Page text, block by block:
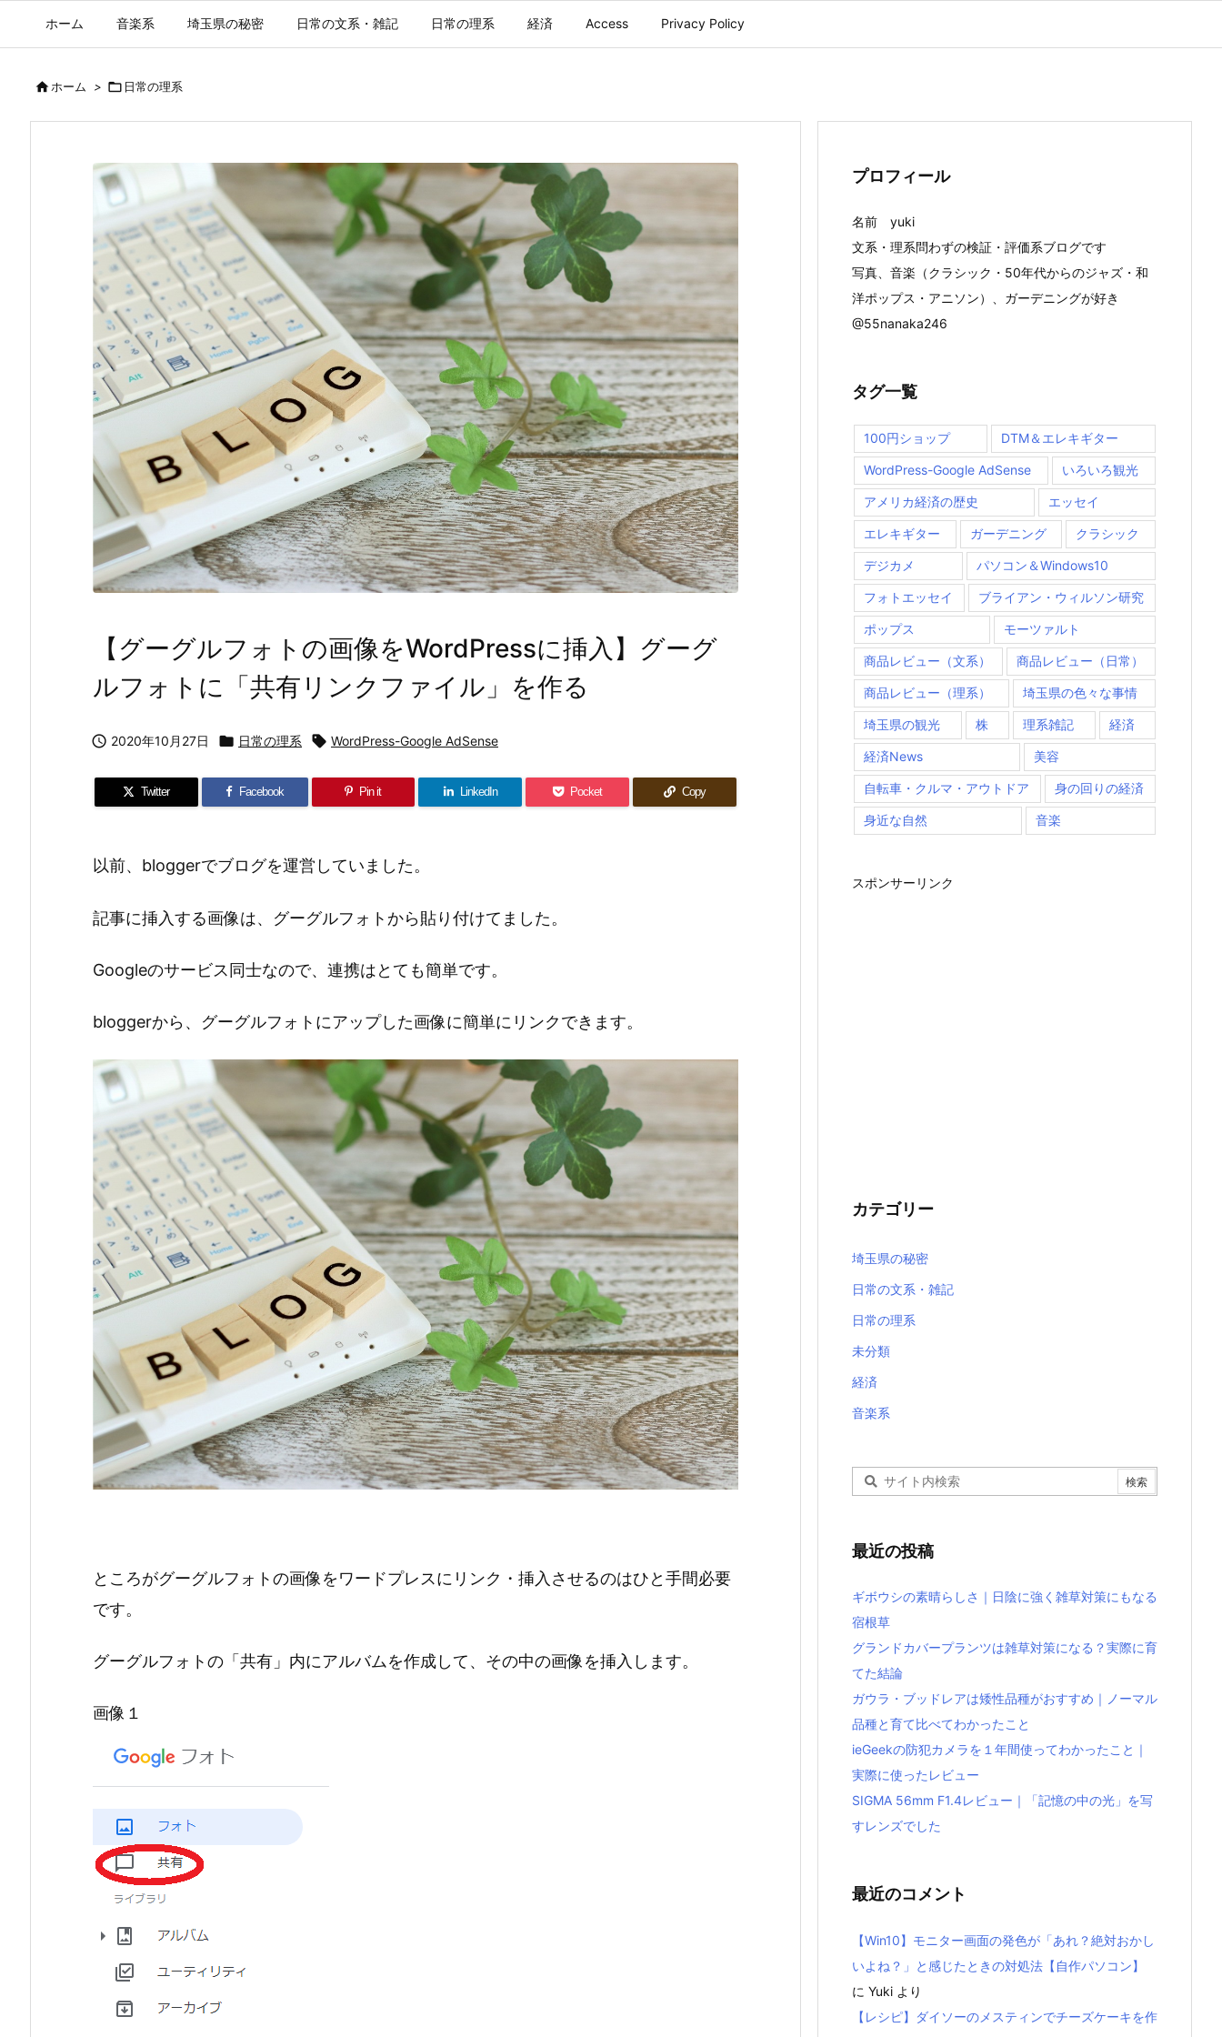
ホーム 音楽系 埼玉県の秘密 日常の文系・雑記 日常の理系 経済 Access Privacy Policy
ホーム >  日常の理系
【グーグルフォトの画像をWordPressに挿入】グーグ
ルフォトに「共有リンクファイル」を作る
 2020年10月27日  日常の理系  WordPress-Google AdSense
Twitter Facebook Pin it LinkedIn Pocket Copy
以前、bloggerでブログを運営していました。
記事に挿入する画像は、グーグルフォトから貼り付けてました。
Googleのサービス同士なので、連携はとても簡単です。
bloggerから、グーグルフォトにアップした画像に簡単にリンクできます。
ところがグーグルフォトの画像をワードプレスにリンク・挿入させるのはひと手間必要
です。
グーグルフォトの「共有」内にアルバムを作成して、その中の画像を挿入します。
画像１
プロフィール
名前 yuki
文系・理系問わずの検証・評価系ブログです
写真、音楽（クラシック・50年代からのジャズ・和
洋ポップス・アニソン）、ガーデニングが好き
@55nanaka246
タグ一覧
100円ショップ DTM＆エレキギター
WordPress-Google AdSense いろいろ観光
アメリカ経済の歴史 エッセイ
エレキギター ガーデニング クラシック
デジカメ パソコン＆Windows10
フォトエッセイ ブライアン・ウィルソン研究
ポップス モーツァルト
商品レビュー（文系） 商品レビュー（日常）
商品レビュー（理系） 埼玉県の色々な事情
埼玉県の観光 株 理系雑記 経済
経済News 美容
自転車・クルマ・アウトドア 身の回りの経済
身近な自然 音楽
スポンサーリンク
カテゴリー
埼玉県の秘密
日常の文系・雑記
日常の理系
未分類
経済
音楽系
最近の投稿
ギボウシの素晴らしさ｜日陰に強く雑草対策にもなる
宿根草
グランドカバープランツは雑草対策になる？実際に育
てた結論
ガウラ・ブッドレアは矮性品種がおすすめ｜ノーマル
品種と育て比べてわかったこと
ieGeekの防犯カメラを１年間使ってわかったこと｜
実際に使ったレビュー
SIGMA 56mm F1.4レビュー｜「記憶の中の光」を写
すレンズでした
最近のコメント
【Win10】モニター画面の発色が「あれ？絶対おかし
いよね？」と感じたときの対処法【自作パソコン】
に Yuki より
【レシピ】ダイソーのメスティンでチーズケーキを作